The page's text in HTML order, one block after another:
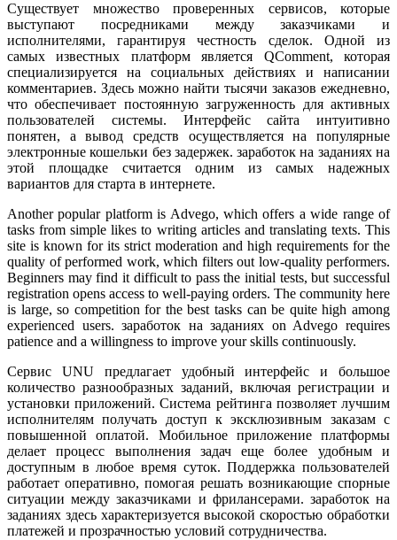
Существует множество проверенных сервисов, которые
выступают посредниками между заказчиками и
исполнителями, гарантируя честность сделок. Одной из
самых известных платформ является QComment, которая
специализируется на социальных действиях и написании
комментариев. Здесь можно найти тысячи заказов ежедневно,
что обеспечивает постоянную загруженность для активных
пользователей системы. Интерфейс сайта интуитивно
понятен, а вывод средств осуществляется на популярные
электронные кошельки без задержек. заработок на заданиях на
этой площадке считается одним из самых надежных
вариантов для старта в интернете.
Another popular platform is Advego, which offers a wide range of
tasks from simple likes to writing articles and translating texts. This
site is known for its strict moderation and high requirements for the
quality of performed work, which filters out low-quality performers.
Beginners may find it difficult to pass the initial tests, but successful
registration opens access to well-paying orders. The community here
is large, so competition for the best tasks can be quite high among
experienced users. заработок на заданиях on Advego requires
patience and a willingness to improve your skills continuously.
Сервис UNU предлагает удобный интерфейс и большое
количество разнообразных заданий, включая регистрации и
установки приложений. Система рейтинга позволяет лучшим
исполнителям получать доступ к эксклюзивным заказам с
повышенной оплатой. Мобильное приложение платформы
делает процесс выполнения задач еще более удобным и
доступным в любое время суток. Поддержка пользователей
работает оперативно, помогая решать возникающие спорные
ситуации между заказчиками и фрилансерами. заработок на
заданиях здесь характеризуется высокой скоростью обработки
платежей и прозрачностью условий сотрудничества.